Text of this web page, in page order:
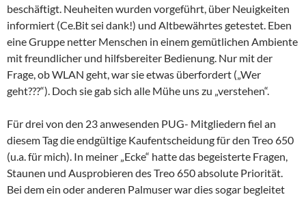
beschäftigt. Neuheiten wurden vorgeführt, über Neuigkeiten
informiert (Ce.Bit sei dank!) und Altbewährtes getestet. Eben
eine Gruppe netter Menschen in einem gemütlichen Ambiente
mit freundlicher und hilfsbereiter Bedienung. Nur mit der
Frage, ob WLAN geht, war sie etwas überfordert („Wer
geht???“). Doch sie gab sich alle Mühe uns zu „verstehen“.
Für drei von den 23 anwesenden PUG- Mitgliedern fiel an
diesem Tag die endgültige Kaufentscheidung für den Treo 650
(u.a. für mich). In meiner „Ecke“ hatte das begeisterte Fragen,
Staunen und Ausprobieren des Treo 650 absolute Priorität.
Bei dem ein oder anderen Palmuser war dies sogar begleitet